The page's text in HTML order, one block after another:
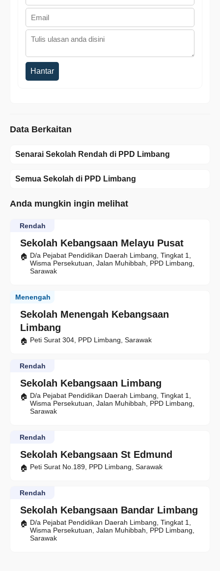
Hantar
Data Berkaitan
Senarai Sekolah Rendah di PPD Limbang
Semua Sekolah di PPD Limbang
Anda mungkin ingin melihat
Sekolah Kebangsaan Melayu Pusat
Rendah
D/a Pejabat Pendidikan Daerah Limbang, Tingkat 1,
Wisma Persekutuan, Jalan Muhibbah, PPD Limbang,
Sarawak
Sekolah Menengah Kebangsaan
Limbang
Menengah
Peti Surat 304, PPD Limbang, Sarawak
Sekolah Kebangsaan Limbang
Rendah
D/a Pejabat Pendidikan Daerah Limbang, Tingkat 1,
Wisma Persekutuan, Jalan Muhibbah, PPD Limbang,
Sarawak
Sekolah Kebangsaan St Edmund
Rendah
Peti Surat No.189, PPD Limbang, Sarawak
Sekolah Kebangsaan Bandar Limbang
Rendah
D/a Pejabat Pendidikan Daerah Limbang, Tingkat 1,
Wisma Persekutuan, Jalan Muhibbah, PPD Limbang,
Sarawak